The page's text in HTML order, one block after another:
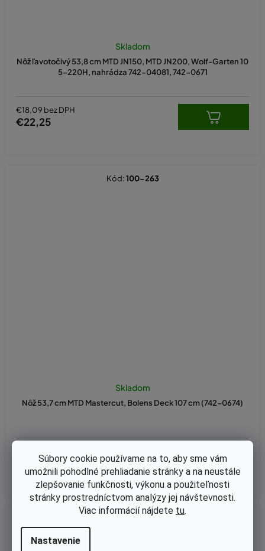
Súbory cookie používame na to, aby sme vám
umožnili pohodlné prehliadanie stránky a na neustále
zlepšovanie funkčnosti, výkonu a použiteľnosti
stránky prostredníctvom analýzy jej návštevnosti.
Viac informácií nájdete tu.
Nastavenie
Nôž ľavotočivý 53,8 cm MTD JN150, MTD JN200, Wolf-Garten 10
5-220H, nahrádza 742-04081, 742-0671
Skladom
€18,09 bez DPH
€22,25
Nôž 53,7 cm MTD Mastercut, Bolens Deck 107 cm (742-0674)
Skladom
Kód:100-263